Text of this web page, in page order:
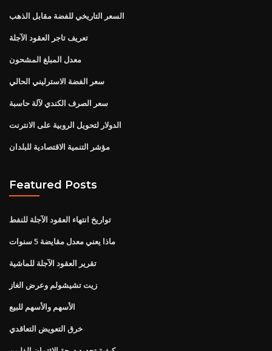
السعر التاريخي للفضة مقابل الذهب
تعريف تاجر العقود الآجلة
معدل المبلغ المشحون
سعر الفضة الاسترليني الحالي
سعر الصرف الكندي لآلة حاسبة
الدولار لتحويل الروبية على الانترنت
مؤشر التنمية الاقتصادية للبلدان
Featured Posts
تواريخ انتهاء العقود الآجلة للنفط
ماذا يعني معدل مقايضة 5 سنوات
تقرير العقود الآجلة للماشية
زيت تشيشولم وعرض الغاز
الأسهم والأسهم للبيع
خرق التعويض التعاقدي